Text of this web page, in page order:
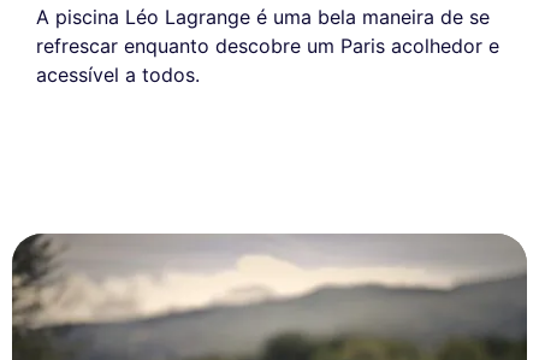
A piscina Léo Lagrange é uma bela maneira de se
refrescar enquanto descobre um Paris acolhedor e
acessível a todos.